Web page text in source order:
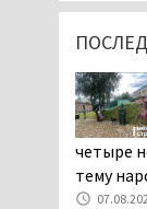
четыре
тему